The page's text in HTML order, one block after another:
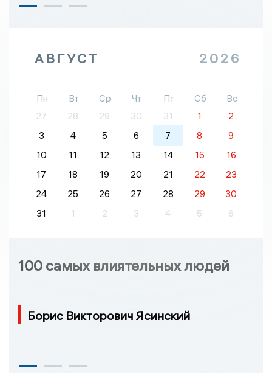
АВГУСТ 2026
Пн Вт Ср Чт Пт Сб
Вс
27
28 29 30 31 1
2
3
4 5 6 7 8
9
10
11 12 13 14 15
16
17
18 19 20 21 22
23
24
25 26 27 28 29
30
31
1 2 3 4 5 6
100 самых влиятельных людей
Борис Викторович Ясинский